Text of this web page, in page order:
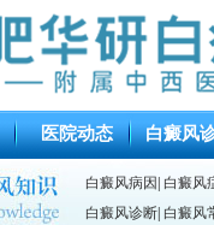
医院动态 白癜风
白癜风病因 白癜风
白癜风诊断 白癜风